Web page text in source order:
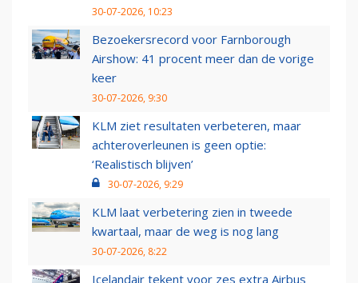
30-07-2026, 10:23
Bezoekersrecord voor Farnborough
Airshow: 41 procent meer dan de vorige
keer
30-07-2026, 9:30
KLM ziet resultaten verbeteren, maar
achteroverleunen is geen optie:
‘Realistisch blijven’
30-07-2026, 9:29
KLM laat verbetering zien in tweede
kwartaal, maar de weg is nog lang
30-07-2026, 8:22
Icelandair tekent voor zes extra Airbus